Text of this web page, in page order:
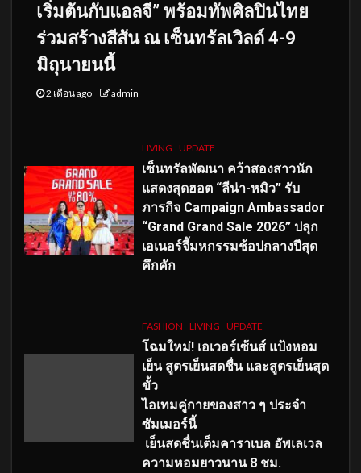
เริ่มต้นกับแอลจี” พร้อมทัพศิลปินไทย
ร่วมสร้างสีสัน ณ เซ็นทรัลเวิลด์ 4-9
มิถุนายนนี้
2 เดือน ago admin
LIVING UPDATE
เซ็นทรัลพัฒนา คว้าสองสาวนัก
แสดงสุดฮอต “ลีน่า-หมิว” รับ
ภารกิจ Campaign Ambassador
“Grand Grand Sale 2026” ปลุก
เอเนอร์จี้มหกรรมช้อปกลางปีสุด
คึกคัก
FASHION LIVING UPDATE
โฉมใหม่! เอเวอร์เซ้นส์ แป้งหอม
เย็น สูตรเย็นสดชื่น และสูตรเย็นสุด
ขั้ว
ไอเทมคู่กายของสาว ๆ ประจำ
ซัมเมอร์นี้
เย็นสดชื่นเต็มคาราเบล อัพเลเวล
ความหอมยาวนาน 8 ชม.